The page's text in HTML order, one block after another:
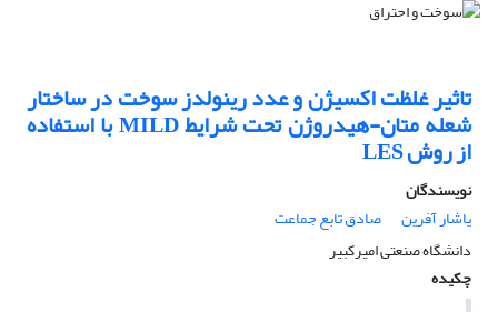
تاثیر غلظت اکسیژن و عدد رینولدز سوخت در ساختار
شعله متان-هیدروژن تحت شرایط MILD با استفاده
از روش LES
نویسندگان
یاشار آفرین
صادق تابع جماعت
دانشگاه صنعتی امیرکبیر
چکیده